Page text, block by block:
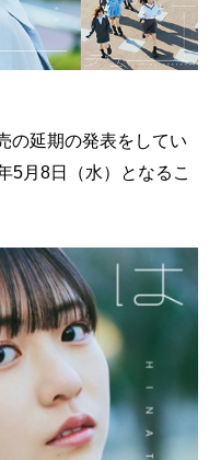
の延期の発表をしてい
5月8日（水）となるこ